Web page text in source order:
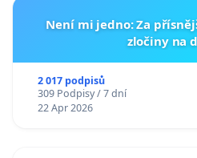
Není mi jedno: Za
zločiny na
2 017 podpisů
309 Podpisy / 7 dní
22 Apr 2026